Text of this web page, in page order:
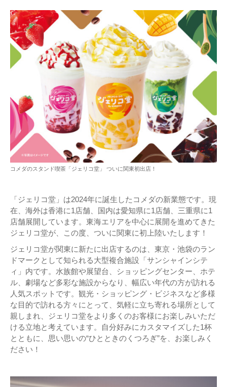
コメダのスタンド喫茶「ジェリコ堂」 ついに関東初出店！
「ジェリコ堂」は2024年に誕生したコメダの新業態です。現
在、海外は香港に1店舗、国内は愛知県に1店舗、三重県に1
店舗展開しています。東海エリアを中心に展開を進めてきた
ジェリコ堂が、この度、ついに関東に初上陸いたします！
ジェリコ堂が関東に新たに出店するのは、東京・池袋のラン
ドマークとして知られる大型複合施設「サンシャインシテ
ィ」内です。水族館や展望台、ショッピングセンター、ホテ
ル、劇場など多彩な施設からなり、幅広い年代の方が訪れる
人気スポットです。観光・ショッピング・ビジネスなど多様
な目的で訪れる方々にとって、気軽に立ち寄れる場所として
親しまれ、ジェリコ堂をより多くのお客様にお楽しみいただ
ける立地と考えています。自分好みにカスタマイズした1杯
とともに、思い思いの“ひとときのくつろぎ”を、お楽しみく
ださい！